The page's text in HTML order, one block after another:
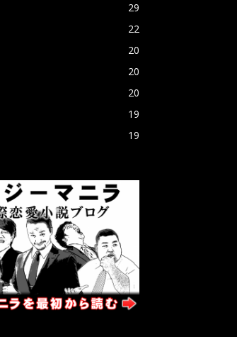
29
22
20
20
20
19
19